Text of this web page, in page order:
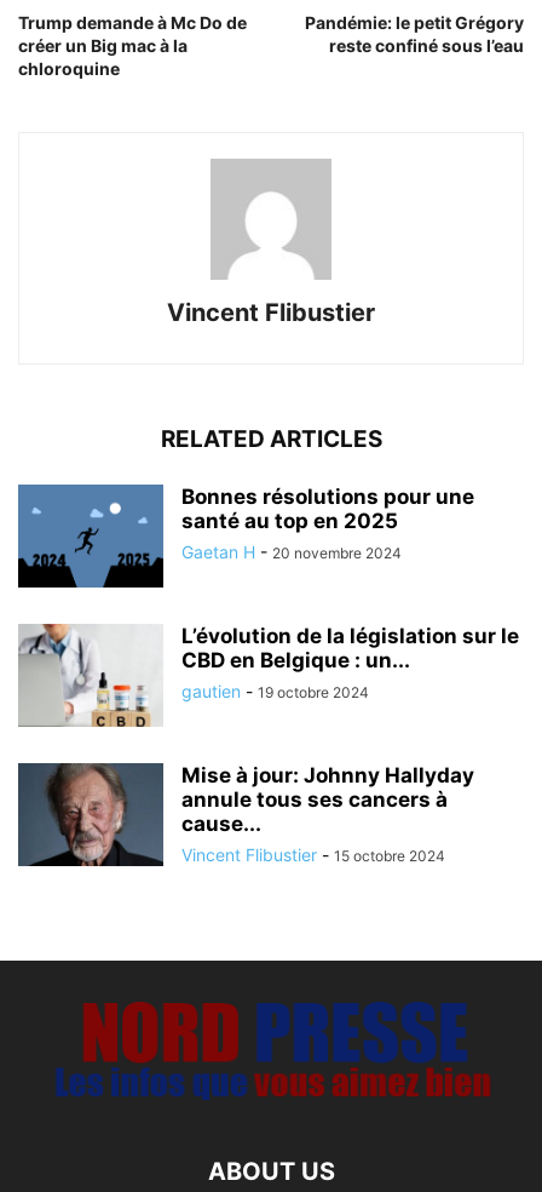
Trump demande à Mc Do de
créer un Big mac à la
chloroquine
Pandémie: le petit Grégory
reste confiné sous l’eau
Vincent Flibustier
RELATED ARTICLES
Bonnes résolutions pour une
santé au top en 2025
Gaetan H - 20 novembre 2024
L’évolution de la législation sur le
CBD en Belgique : un...
gautien - 19 octobre 2024
Mise à jour: Johnny Hallyday
annule tous ses cancers à
cause...
Vincent Flibustier - 15 octobre 2024
ABOUT US